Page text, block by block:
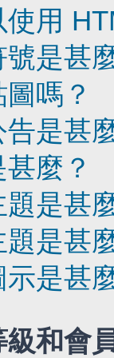
使用
是甚
嗎？
是甚
麼？
是甚
是甚
是甚
和會